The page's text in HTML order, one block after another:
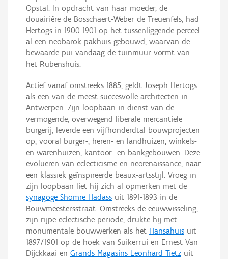
Opstal. In opdracht van haar moeder, de
douairière de Bosschaert-Weber de Treuenfels, had
Hertogs in 1900-1901 op het tussenliggende perceel
al een neobarok pakhuis gebouwd, waarvan de
bewaarde pui vandaag de tuinmuur vormt van
het Rubenshuis.
Actief vanaf omstreeks 1885, geldt Joseph Hertogs
als een van de meest succesvolle architecten in
Antwerpen. Zijn loopbaan in dienst van de
vermogende, overwegend liberale mercantiele
burgerij, leverde een vijfhonderdtal bouwprojecten
op, vooral burger-, heren- en landhuizen, winkels-
en warenhuizen, kantoor- en bankgebouwen. Deze
evolueren van eclecticisme en neorenaissance, naar
een klassiek geïnspireerde beaux-artsstijl. Vroeg in
zijn loopbaan liet hij zich al opmerken met de
synagoge Shomre Hadass uit 1891-1893 in de
Bouwmeestersstraat. Omstreeks de eeuwwisseling,
zijn rijpe eclectische periode, drukte hij met
monumentale bouwwerken als het Hansahuis uit
1897/1901 op de hoek van Suikerrui en Ernest Van
Dijckkaai en Grands Magasins Leonhard Tietz uit